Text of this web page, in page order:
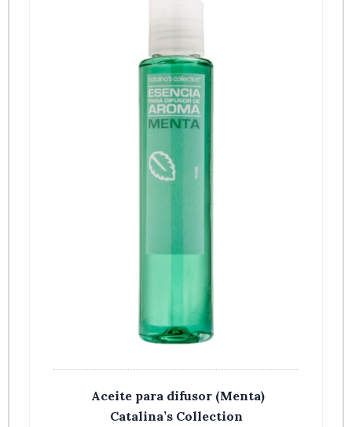
Aceite para difusor (Menta)
Catalina’s Collection